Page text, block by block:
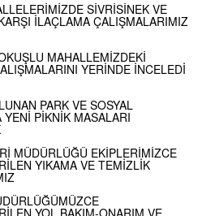
SİVRİSİNEK VE
İLAÇLAMA ÇALIŞMALARIMIZ
MAHALLEMİZDEKİ
YERİNDE İNCELEDİ
PARK VE SOSYAL
PİKNİK MASALARI
MÜDÜRLÜĞÜ EKİPLERİMİZCE
YIKAMA VE TEMİZLİK